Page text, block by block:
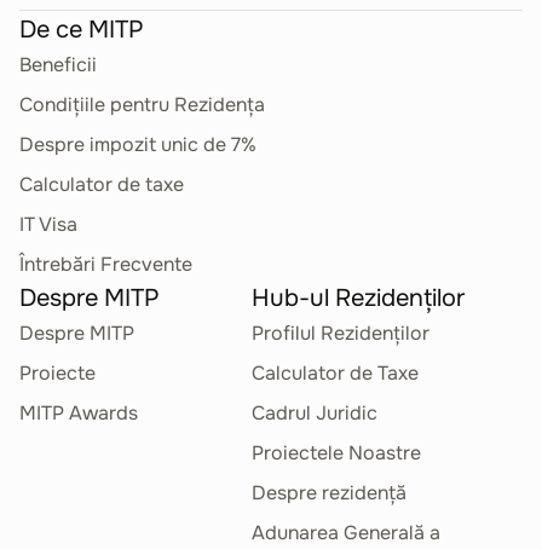
De ce MITP
Beneficii
Condițiile pentru Rezidența
Despre impozit unic de 7%
Calculator de taxe
IT Visa
Întrebări Frecvente
Despre MITP
Despre MITP
Proiecte
MITP Awards
Hub-ul Rezidenților
Profilul Rezidenților
Calculator de Taxe
Cadrul Juridic
Proiectele Noastre
Despre rezidență
Adunarea Generală a